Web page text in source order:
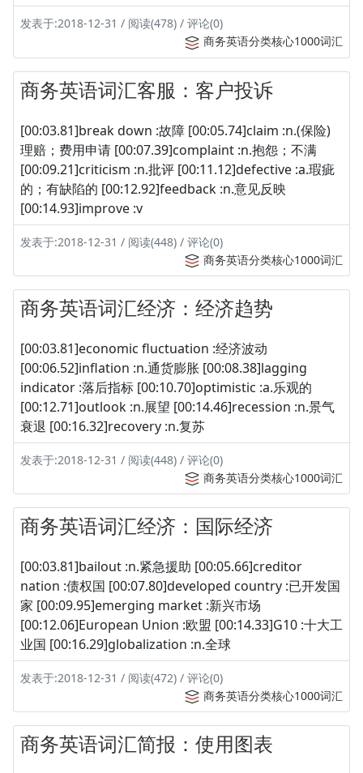
发表于:2018-12-31 / 阅读(478) / 评论(0)
商务英语分类核心1000词汇
商务英语词汇客服：客户投诉
[00:03.81]break down :故障 [00:05.74]claim :n.(保险)
理赔；费用申请 [00:07.39]complaint :n.抱怨；不满
[00:09.21]criticism :n.批评 [00:11.12]defective :a.瑕疵
的；有缺陷的 [00:12.92]feedback :n.意见反映
[00:14.93]improve :v
发表于:2018-12-31 / 阅读(448) / 评论(0)
商务英语分类核心1000词汇
商务英语词汇经济：经济趋势
[00:03.81]economic fluctuation :经济波动
[00:06.52]inflation :n.通货膨胀 [00:08.38]lagging
indicator :落后指标 [00:10.70]optimistic :a.乐观的
[00:12.71]outlook :n.展望 [00:14.46]recession :n.景气
衰退 [00:16.32]recovery :n.复苏
发表于:2018-12-31 / 阅读(448) / 评论(0)
商务英语分类核心1000词汇
商务英语词汇经济：国际经济
[00:03.81]bailout :n.紧急援助 [00:05.66]creditor
nation :债权国 [00:07.80]developed country :已开发国
家 [00:09.95]emerging market :新兴市场
[00:12.06]European Union :欧盟 [00:14.33]G10 :十大工
业国 [00:16.29]globalization :n.全球
发表于:2018-12-31 / 阅读(472) / 评论(0)
商务英语分类核心1000词汇
商务英语词汇简报：使用图表